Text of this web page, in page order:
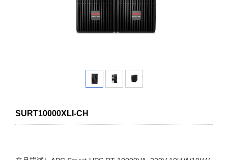
SURT10000XLI-CH